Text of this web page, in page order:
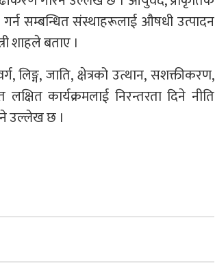
गर्न सम्बन्धित संस्थाहरूलाई औषधी उत्पादन
शाहले बताए ।
जाति, क्षेत्रको उत्थान, सशक्तीकरण,
कार्यक्रमलाई निरन्तरता दिने नीति
उल्लेख छ ।